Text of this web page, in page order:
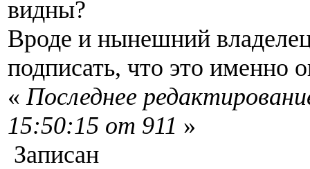
видны?
Вроде и нынешний
подписать, что это именно
« Последнее
15:50:15 от 911 »
Записан